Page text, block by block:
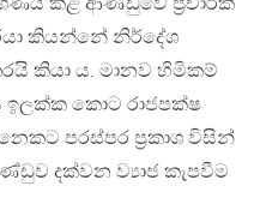
කියන්නේ නිර්දේශ
කියා ය. මානව හිමිකම්
කොට රාජපක්ෂ
පරස්පර ප්‍රකාශ විසින්
දක්වන ව්‍යාජ කැපවීම